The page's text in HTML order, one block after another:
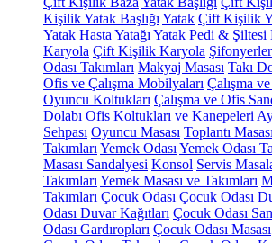
Kişilik Yatak Başlığı Yatak Çift Kişilik
Yatak Hasta Yatağı Yatak Pedi & Şiltesi
Karyola Çift Kişilik Karyola Şifonyerler
Odası Takımları Makyaj Masası Takı
Ofis ve Çalışma Mobilyaları Çalışma
Oyuncu Koltukları Çalışma ve Ofis
Dolabı Ofis Koltukları ve Kanepeleri
Sehpası Oyuncu Masası Toplantı Masası
Takımları Yemek Odası Yemek Odası
Masası Sandalyesi Konsol Servis
Takımları Yemek Masası ve Takımları
Takımları Çocuk Odası Çocuk Odası
Odası Duvar Kağıtları Çocuk Odası
Odası Gardıropları Çocuk Odası Masası